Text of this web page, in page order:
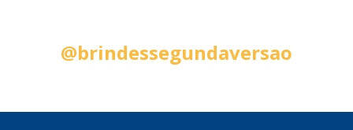
@brindessegundaversao